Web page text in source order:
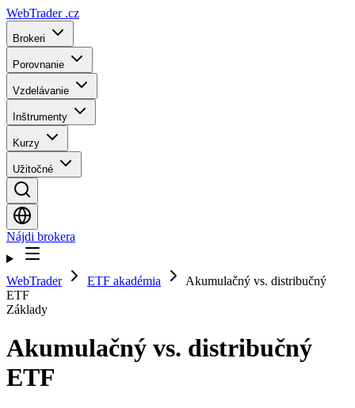
WebTrader .cz
Brokeri
Porovnanie
Vzdelávanie
Inštrumenty
Kurzy
Užitočné
Nájdi brokera
WebTrader ETF akadémia
Akumulačný vs. distribučný
ETF
Základy
Akumulačný vs. distribučný
ETF